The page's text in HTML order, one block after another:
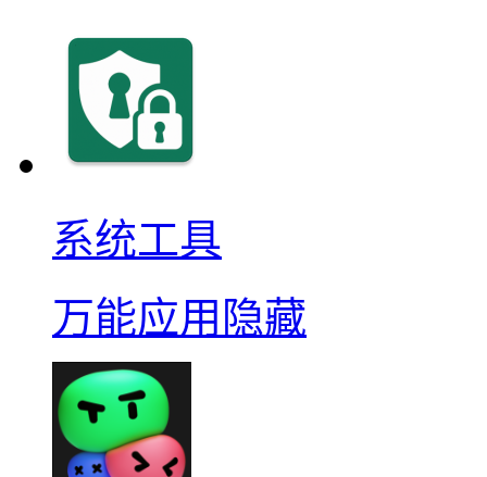
系统工具
万能应用隐藏